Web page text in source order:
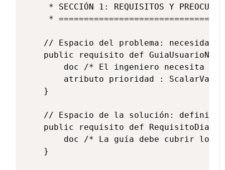
* SECCIÓN 1: REQUISITOS Y
*
// Espacio del problema: necesidad
public requisito def
doc /* El ingeniero necesita
atributo prioridad :
    }
// Espacio de la solución:
public requisito def
doc /* La guía debe cubrir los
    }